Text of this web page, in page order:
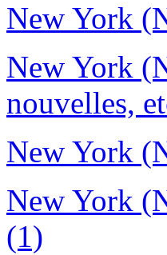
New York
New York
nouvelles,
New York
New York
(1)